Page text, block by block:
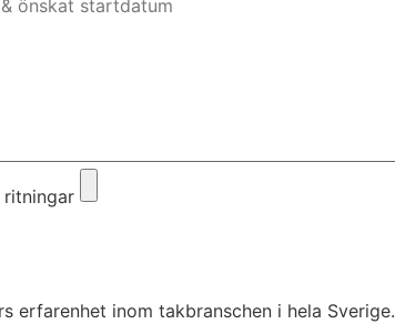
ritningar
erfarenhet inom takbranschen i hela Sverige.